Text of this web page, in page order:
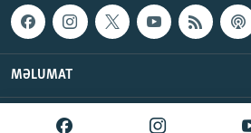
MƏLUMAT
AzadlıqRadiosu © 2026